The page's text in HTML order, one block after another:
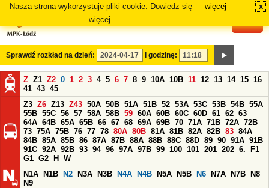
Nasza strona wykorzystuje pliki cookie. Dowiedz się
więcej.
więcej x
Sprawdź rozkład na dzień: i godzinę:
Z Z1 Z2 0 1 2 3 4 5 6 7 8 9 10A 10B 11 12 13 14 15 16
41 43 45
Z3 Z6 Z13 Z43 50A 50B 51A 51B 52 53A 53C 53B 54B 55A
55B 55C 56 57 58A 58B 59 60A 60B 60C 60D 61 62 63
64A 64B 65A 65B 66 67 68 69A 69B 70 71A 71B 72A 72B
73 75A 75B 76 77 78 80A 80B 81A 81B 82A 82B 83 84A
84B 85A 85B 86 87A 87B 88A 88B 88C 88D 89 90 91A 91B
91C 92A 92B 93 94 96 97A 97B 99 100 101 201 202 6.
F1
G1 G2 H
W
N1A
N1B N2 N3A N3B N4A N4B N5A N5B N6 N7A N7B
N8
N9